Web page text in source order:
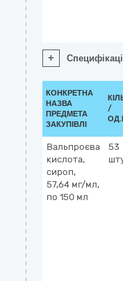
+
КОНКРЕТНА
НАЗВА
ПРЕДМЕТА
ЗАКУПІВЛІ
/
Вальпроєва
кислота,
сироп,
57,64 мг/мл,
по 150 мл
53